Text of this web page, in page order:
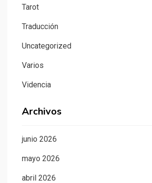
Tarot
Traducción
Uncategorized
Varios
Videncia
Archivos
junio 2026
mayo 2026
abril 2026